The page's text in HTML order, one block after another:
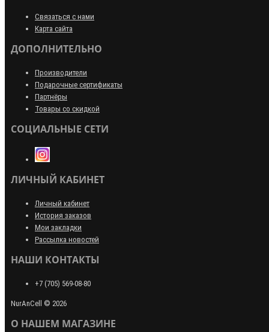
Связаться с нами
Карта сайта
ДОПОЛНИТЕЛЬНО
Производители
Подарочные сертификаты
Партнёры
Товары со скидкой
СОЦИАЛЬНЫЕ СЕТИ
ЛИЧНЫЙ КАБИНЕТ
Личный кабинет
История заказов
Мои закладки
Рассылка новостей
НАШИ КОНТАКТЫ
+7 (705) 569-08-80
NurAnCell © 2026
О НАШЕМ МАГАЗИНЕ